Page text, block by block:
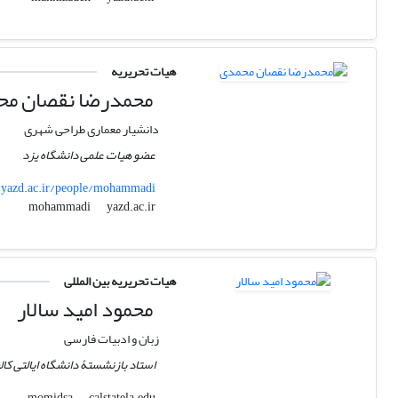
هیات تحریریه
محمدرضا نقصان
دانشیار معماری طراحی شهری
عضو هیات علمی دانشگاه یزد
yazd.ac.ir/people/mohammadi
mohammadi
yazd.ac.ir
هیات تحریریه بین المللی
محمود امید سالار
زبان و ادبیات فارسی
استاد بازنشستۀ دانشگاه ایالتی